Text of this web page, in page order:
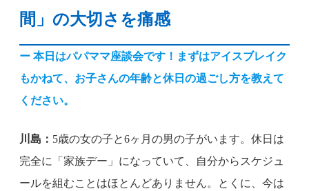
間」の大切さを痛感
ー 本日はパパママ座談会です！まずはアイスブレイク
もかねて、お子さんの年齢と休日の過ごし方を教えて
ください。
川島： 5歳の女の子と6ヶ月の男の子がいます。休日は
完全に「家族デー」になっていて、自分からスケジュ
ールを組むことはほとんどありません。とくに、今は